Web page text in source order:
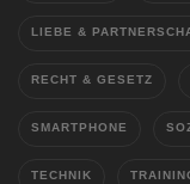
LIEBE &
RECHT & GESETZ
SMARTPHONE
TECHNIK